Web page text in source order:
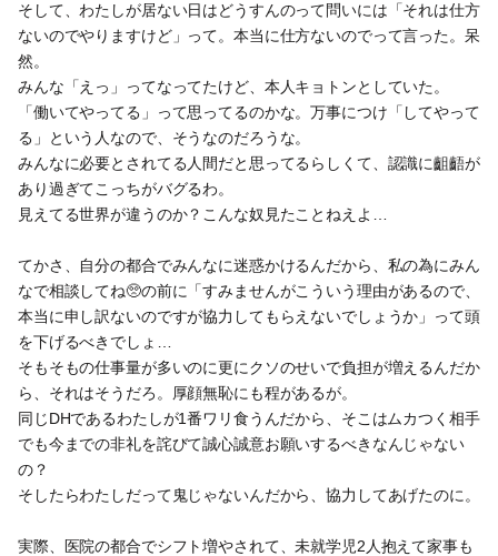
そして、わたしが居ない日はどうすんのって問いには「それは仕方
ないのでやりますけど」って。本当に仕方ないのでって言った。呆
然。
みんな「えっ」ってなってたけど、本人キョトンとしていた。
「働いてやってる」って思ってるのかな。万事につけ「してやって
る」という人なので、そうなのだろうな。
みんなに必要とされてる人間だと思ってるらしくて、認識に齟齬が
あり過ぎてこっちがバグるわ。
見えてる世界が違うのか？こんな奴見たことねえよ…
てかさ、自分の都合でみんなに迷惑かけるんだから、私の為にみん
なで相談してね🥺の前に「すみませんがこういう理由があるので、
本当に申し訳ないのですが協力してもらえないでしょうか」って頭
を下げるべきでしょ…
そもそもの仕事量が多いのに更にクソのせいで負担が増えるんだか
ら、それはそうだろ。厚顔無恥にも程があるが。
同じDHであるわたしが1番ワリ食うんだから、そこはムカつく相手
でも今までの非礼を詫びて誠心誠意お願いするべきなんじゃない
の？
そしたらわたしだって鬼じゃないんだから、協力してあげたのに。
実際、医院の都合でシフト増やされて、未就学児2人抱えて家事も